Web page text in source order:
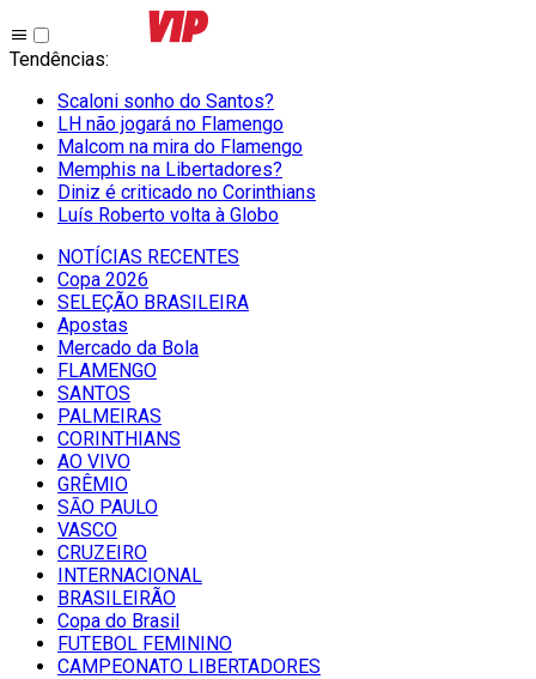
Tendências:
Scaloni sonho do Santos?
LH não jogará no Flamengo
Malcom na mira do Flamengo
Memphis na Libertadores?
Diniz é criticado no Corinthians
Luís Roberto volta à Globo
NOTÍCIAS RECENTES
Copa 2026
SELEÇÃO BRASILEIRA
Apostas
Mercado da Bola
FLAMENGO
SANTOS
PALMEIRAS
CORINTHIANS
AO VIVO
GRÊMIO
SĀO PAULO
VASCO
CRUZEIRO
INTERNACIONAL
BRASILEIRÃO
Copa do Brasil
FUTEBOL FEMININO
CAMPEONATO LIBERTADORES